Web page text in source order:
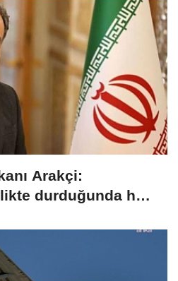
Arakçi:
durduğunda her